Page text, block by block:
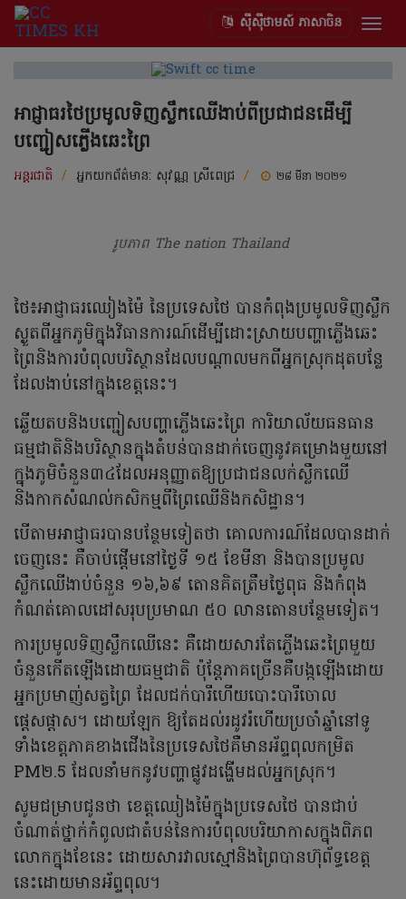
ស៊ីស៊ីថាមស៍ ភាសាចិន
អាជ្ញាធរថៃប្រមូលទិញស្លឹកឈើងាប់ពីប្រជាជនដើម្បី
បញ្ជៀសភ្លើងឆេះព្រៃ
អន្តរជាតិ / អ្នកយកព័ត៌មាន: សុវណ្ណ ស្រីពេជ្រ / ២៨ មីនា ២០២១
រូបភាព The nation Thailand
ថៃ៖អាជ្ញាធរឈៀងម៉ៃ នៃប្រទេសថៃ បានកំពុងប្រមូលទិញស្លឹក
ស្ងួតពីអ្នកភូមិក្នុងវិធានការណ៍ដើម្បីដោះស្រាយបញ្ហាភ្លើងឆេះ
ព្រៃនិងការបំពុលបរិស្ថានដែលបណ្តាលមកពីអ្នកស្រុកដុតបន្លែ
ដែលងាប់នៅក្នុងខេត្តនេះ។
ឆ្លើយតបនិងបញ្ជៀសបញ្ហាភ្លើងឆេះព្រៃ ការិយាល័យធនធាន
ធម្មជាតិនិងបរិស្ថានក្នុងតំបន់បានដាក់ចេញនូវគម្រោងមួយនៅ
ក្នុងភូមិចំនួន៣៤ដែលអនុញ្ញាតឱ្យប្រជាជនលក់ស្លឹកឈើ
និងកាកសំណល់កសិកម្មពីព្រៃឈើនិងកសិដ្ឋាន។
បើតាមអាជ្ញាធរបានបន្ថែមទៀតថា គោលការណ៍ដែលបានដាក់
ចេញនេះ គឺចាប់ផ្តើមនៅថ្ងៃទី ១៥ ខែមីនា និងបានប្រមូល
ស្លឹកឈើងាប់ចំនួន ១៦,៦៩ តោនគិតត្រឹមថ្ងៃពុធ និងកំពុង
កំណត់គោលដៅសរុបប្រមាណ ៥០ លានតោនបន្ថែមទៀត។
ការប្រមូលទិញស្លឹកឈើនេះ គឺដោយសារតែភ្លើងឆេះព្រៃមួយ
ចំនួនកើតឡើងដោយធម្មជាតិ ប៉ុន្តែភាគច្រើនគឺបង្កឡើងដោយ
អ្នកប្រមាញ់សត្វព្រៃ ដែលជក់បារីហើយបោះបារីចោល
ផ្ដេសផ្ដាស។ ដោយឡែក ឱ្យតែដល់រដូវរំហើយប្រចាំឆ្នាំនៅទូ
ទាំងខេត្តភាគខាងជើងនៃប្រទេសថៃគឺមានអ័ព្ទពុលកម្រិត
PM២.5 ដែលនាំមកនូវបញ្ហាផ្លូវដង្ហើមដល់អ្នកស្រុក។
សូមជម្រាបជូនថា ខេត្តឈៀងម៉ៃក្នុងប្រទេសថៃ បានជាប់
ចំណាត់ថ្នាក់កំពូលជាតំបន់នៃការបំពុលបរិយាកាសក្នុងពិភព
លោកក្នុងខែនេះ ដោយសារវាលស្មៅនិងព្រៃបានហ៊ុព័ទ្ធខេត្ត
នេះដោយមានអ័ព្ទពុល។